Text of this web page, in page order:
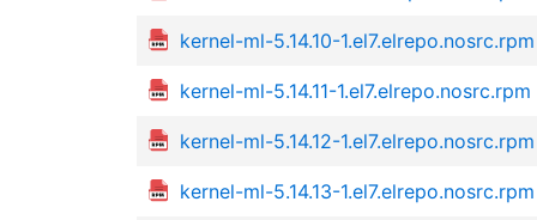
kernel-ml-5.14.10-1.el7.elrepo.nosrc.rpm
kernel-ml-5.14.11-1.el7.elrepo.nosrc.rpm
kernel-ml-5.14.12-1.el7.elrepo.nosrc.rpm
kernel-ml-5.14.13-1.el7.elrepo.nosrc.rpm